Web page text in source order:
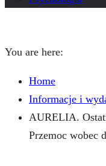
You are here:
Home
Informacje i
AURELIA.
Przemoc wobec